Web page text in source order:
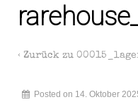
‹ Zurück zu
Posted on 14. Oktober